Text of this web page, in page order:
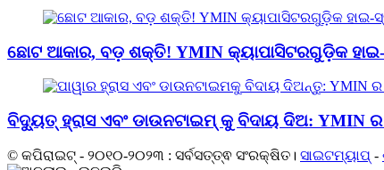
ଛୋଟ ଆକାର, ବଡ଼ ଶକ୍ତି! YMIN କ୍ୟାପାସିଟରଗୁଡ଼ିକ
ବିଦ୍ୟୁତ୍ ହ୍ରାସ ଏବଂ ଡାଉନଟାଇମ୍ କୁ ବିଦାୟ ଦିଅ: YMIN
© କପିରାଇଟ୍ - ୨୦୧୦-୨୦୨୩ : ସର୍ବସତ୍ତ୍ଵ ସଂରକ୍ଷିତ। ସାଇଟମ୍ୟାପ୍ -